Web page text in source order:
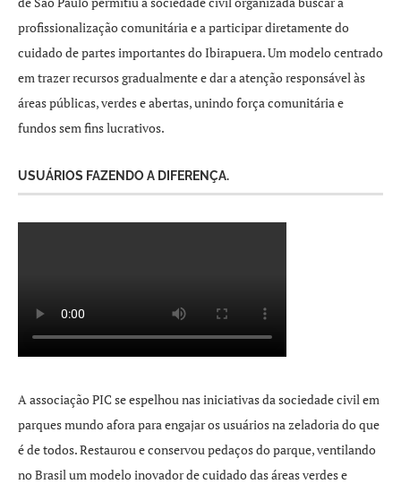
profissionalização comunitária e a participar diretamente do
cuidado de partes importantes do Ibirapuera. Um modelo centrado
em trazer recursos gradualmente e dar a atenção responsável às
áreas públicas, verdes e abertas, unindo força comunitária e
fundos sem fins lucrativos.
USUÁRIOS FAZENDO A DIFERENÇA.
A associação PIC se espelhou nas iniciativas da sociedade civil em
parques mundo afora para engajar os usuários na zeladoria do que
é de todos. Restaurou e conservou pedaços do parque, ventilando
no Brasil um modelo inovador de cuidado das áreas verdes e